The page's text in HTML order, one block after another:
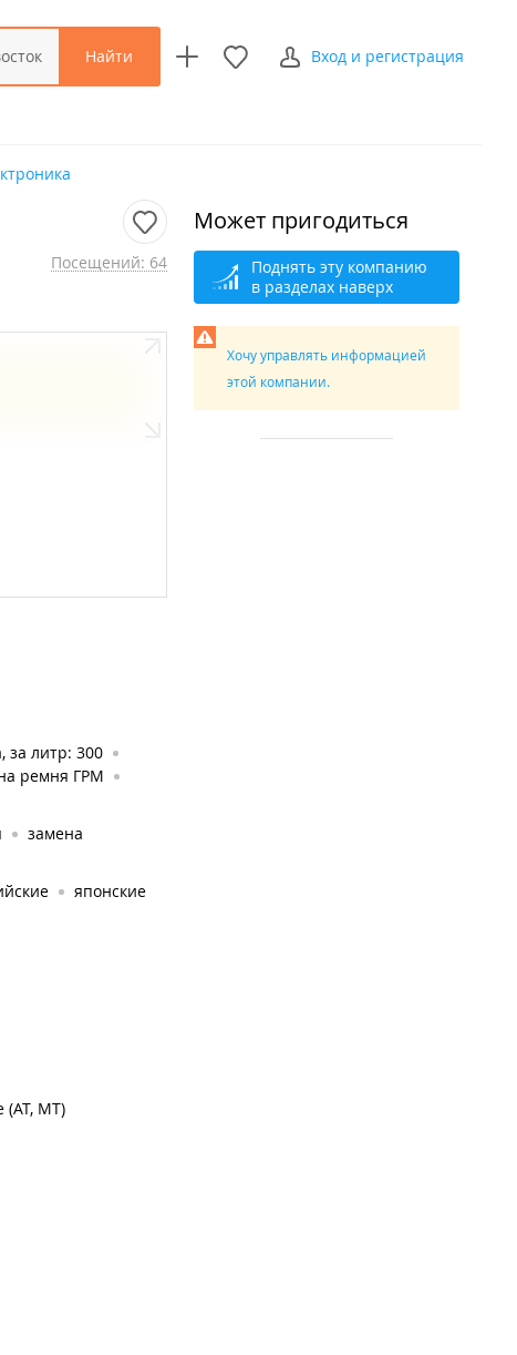
Найти Вход и регистрация
Посещений: 64
за литр: 300
ремня ГРМ
замена
японские
MT)
Может пригодиться
Поднять эту компанию
в разделах наверх
Хочу управлять информацией
этой компании.